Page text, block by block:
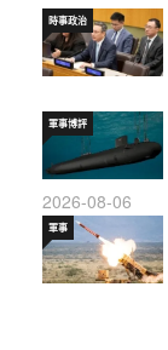
時事政治
軍事博評
2026-08-06
軍事